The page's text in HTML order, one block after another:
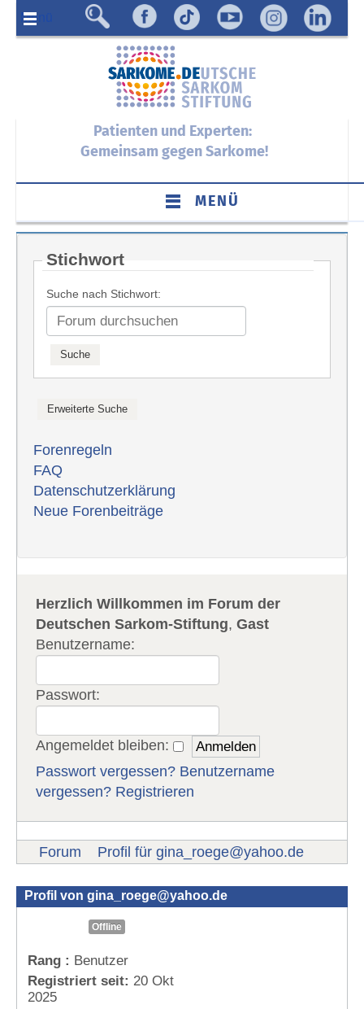
Menü
Patienten und Experten:
Gemeinsam gegen Sarkome!
MENÜ
Stichwort
Suche nach Stichwort:
Forenregeln
FAQ
Datenschutzerklärung
Neue Forenbeiträge
Herzlich Willkommen im Forum der
Deutschen Sarkom-Stiftung,Gast
Benutzername:
Passwort:
Angemeldet bleiben:
Passwort vergessen? Benutzername
vergessen? Registrieren
Forum Profil für gina_roege@yahoo.de
Profil von gina_roege@yahoo.de
Offline
Rang : Benutzer
Registriert seit: 20 Okt
2025